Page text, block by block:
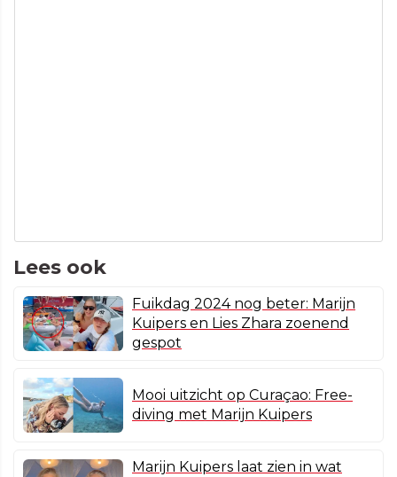
Lees ook
Fuikdag 2024 nog beter: Marijn
Kuipers en Lies Zhara zoenend
gespot
Mooi uitzicht op Curaçao: Free-
diving met Marijn Kuipers
Marijn Kuipers laat zien in wat